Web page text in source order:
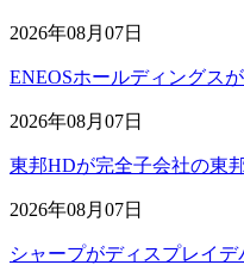
2026年08月07日
ENEOSホールディングス
2026年08月07日
東邦HDが完全子会社の東
2026年08月07日
シャープがディスプレイ